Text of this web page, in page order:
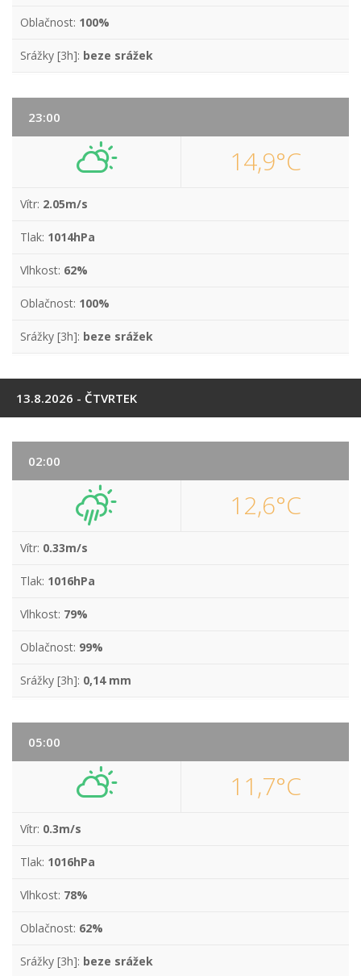
Oblačnost: 100%
Srážky [3h]: beze srážek
23:00
14,9°C
Vítr: 2.05m/s
Tlak: 1014hPa
Vlhkost: 62%
Oblačnost: 100%
Srážky [3h]: beze srážek
13.8.2026 - ČTVRTEK
02:00
12,6°C
Vítr: 0.33m/s
Tlak: 1016hPa
Vlhkost: 79%
Oblačnost: 99%
Srážky [3h]: 0,14 mm
05:00
11,7°C
Vítr: 0.3m/s
Tlak: 1016hPa
Vlhkost: 78%
Oblačnost: 62%
Srážky [3h]: beze srážek